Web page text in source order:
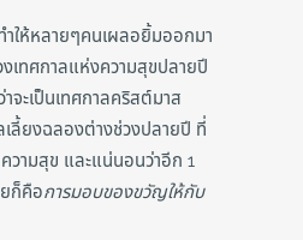
ำให้หลายๆคนเผลอยิ้มออกมา
เทศกาลแห่งความสุขปลายปี
จะเป็นเทศกาลคริสต์มาส
เลี้ยงฉลองต่างช่วงปลายปี ที่
วามสุข และแน่นอนว่าอีก 1
ก็คือการมอบของขวัญให้กับ